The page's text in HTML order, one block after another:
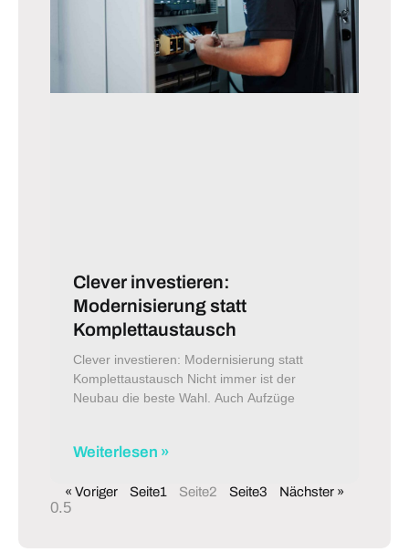
Clever investieren:
Modernisierung statt
Komplettaustausch
Clever investieren: Modernisierung statt
Komplettaustausch Nicht immer ist der
Neubau die beste Wahl. Auch Aufzüge
Weiterlesen »
« Voriger Seite1 Seite2 Seite3 Nächster »